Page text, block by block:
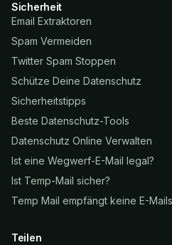
Sicherheit
Email Extraktoren
Spam Vermeiden
Twitter Spam Stoppen
Schütze Deine Datenschutz
Sicherheitstipps
Beste Datenschutz-Tools
Datenschutz Online Verwalten
Ist eine Wegwerf-E-Mail legal?
Ist Temp-Mail sicher?
Temp Mail empfängt keine E-
Teilen